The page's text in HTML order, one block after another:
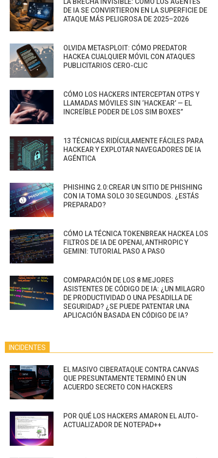
LA BRECHA INVISIBLE: CÓMO LOS AGENTES
DE IA SE CONVIRTIERON EN LA SUPERFICIE DE
ATAQUE MÁS PELIGROSA DE 2025–2026
OLVIDA METASPLOIT: CÓMO PREDATOR
HACKEA CUALQUIER MÓVIL CON ATAQUES
PUBLICITARIOS CERO-CLIC
CÓMO LOS HACKERS INTERCEPTAN OTPS Y
LLAMADAS MÓVILES SIN ‘HACKEAR’ — EL
INCREÍBLE PODER DE LOS SIM BOXES”
13 TÉCNICAS RIDÍCULAMENTE FÁCILES PARA
HACKEAR Y EXPLOTAR NAVEGADORES DE IA
AGÉNTICA
PHISHING 2.0:CREAR UN SITIO DE PHISHING
CON IA TOMA SOLO 30 SEGUNDOS. ¿ESTÁS
PREPARADO?
CÓMO LA TÉCNICA TOKENBREAK HACKEA LOS
FILTROS DE IA DE OPENAI, ANTHROPIC Y
GEMINI: TUTORIAL PASO A PASO
COMPARACIÓN DE LOS 8 MEJORES
ASISTENTES DE CÓDIGO DE IA: ¿UN MILAGRO
DE PRODUCTIVIDAD O UNA PESADILLA DE
SEGURIDAD? ¿SE PUEDE PATENTAR UNA
APLICACIÓN BASADA EN CÓDIGO DE IA?
INCIDENTES
EL MASIVO CIBERATAQUE CONTRA CANVAS
QUE PRESUNTAMENTE TERMINÓ EN UN
ACUERDO SECRETO CON HACKERS
POR QUÉ LOS HACKERS AMARON EL AUTO-
ACTUALIZADOR DE NOTEPAD++